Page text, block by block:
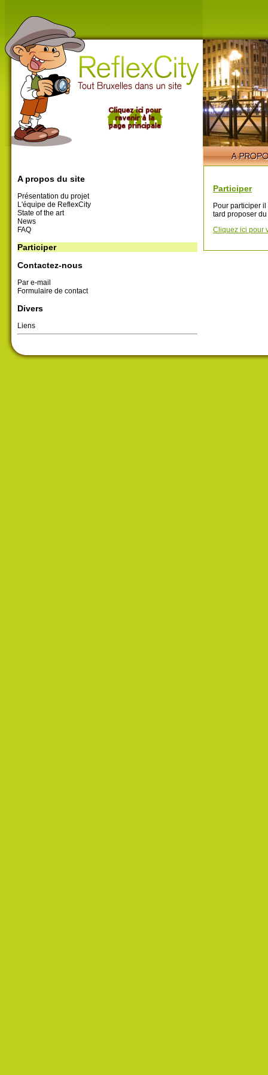
A propos du site
Présentation du projet
L'équipe de ReflexCity
State of the art
News
FAQ
Participer
Contactez-nous
Par e-mail
Formulaire de contact
Divers
Liens
Participer
Pour participer
tard proposer
Cliquez ici pour